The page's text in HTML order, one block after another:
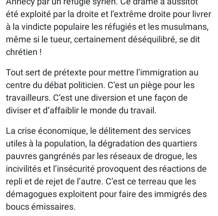
été exploité par la droite et l’extrême droite pour livrer
à la vindicte populaire les réfugiés et les musulmans,
même si le tueur, certainement déséquilibré, se dit
chrétien !
Tout sert de prétexte pour mettre l’immigration au
centre du débat politicien. C’est un piège pour les
travailleurs. C’est une diversion et une façon de
diviser et d’affaiblir le monde du travail.
La crise économique, le délitement des services
utiles à la population, la dégradation des quartiers
pauvres gangrénés par les réseaux de drogue, les
incivilités et l’insécurité provoquent des réactions de
repli et de rejet de l’autre. C’est ce terreau que les
démagogues exploitent pour faire des immigrés des
boucs émissaires.